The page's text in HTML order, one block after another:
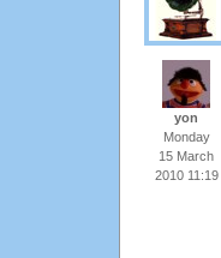
yon
Monday
15 March
2010 11:19